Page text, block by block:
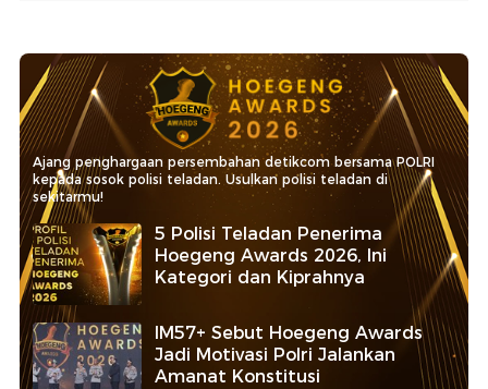
Ajang penghargaan persembahan detikcom bersama POLRI
kepada sosok polisi teladan. Usulkan polisi teladan di
sekitarmu!
5 Polisi Teladan Penerima
Hoegeng Awards 2026, Ini
Kategori dan Kiprahnya
IM57+ Sebut Hoegeng Awards
Jadi Motivasi Polri Jalankan
Amanat Konstitusi